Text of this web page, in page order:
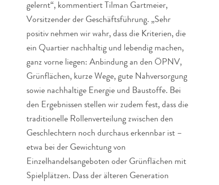
gelernt“, kommentiert Tilman Gartmeier,
Vorsitzender der Geschäftsführung. „Sehr
positiv nehmen wir wahr, dass die Kriterien, die
ein Quartier nachhaltig und lebendig machen,
ganz vorne liegen: Anbindung an den ÖPNV,
Grünflächen, kurze Wege, gute Nahversorgung
sowie nachhaltige Energie und Baustoffe. Bei
den Ergebnissen stellen wir zudem fest, dass die
traditionelle Rollenverteilung zwischen den
Geschlechtern noch durchaus erkennbar ist –
etwa bei der Gewichtung von
Einzelhandelsangeboten oder Grünflächen mit
Spielplätzen. Dass der älteren Generation